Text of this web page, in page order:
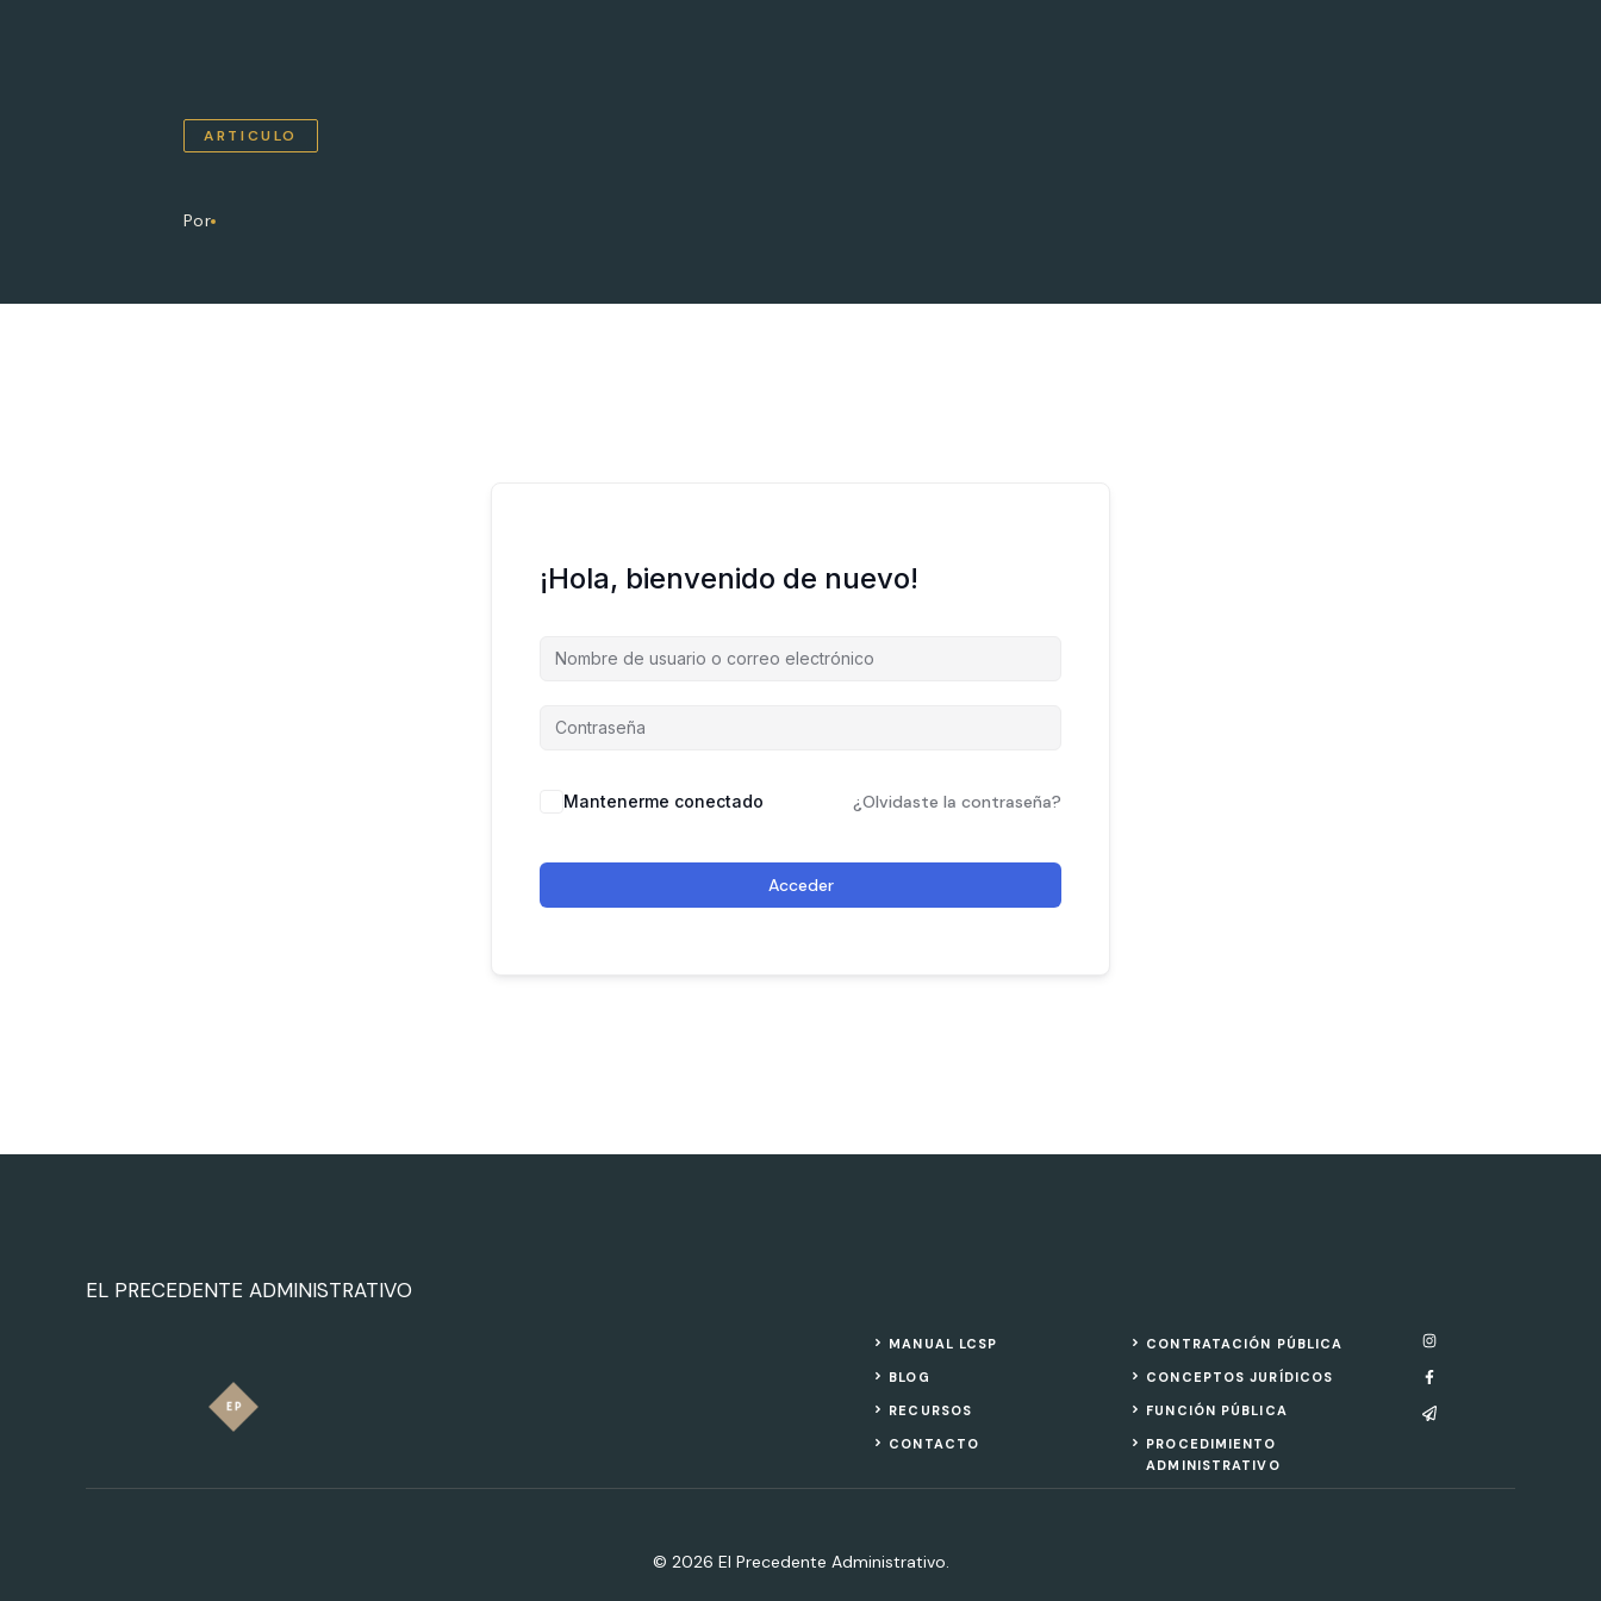
ARTICULO
Por
¡Hola, bienvenido de nuevo!
Mantenerme conectado ¿Olvidaste la contraseña?
Acceder
EL PRECEDENTE ADMINISTRATIVO
MANUAL LCSP
BLOG
RECURSOS
CONTACTO
CONTRATACIÓN PÚBLICA
CONCEPTOS JURÍDICOS
FUNCIÓN PÚBLICA
PROCEDIMIENTO
ADMINISTRATIVO
© 2026 El Precedente Administrativo.